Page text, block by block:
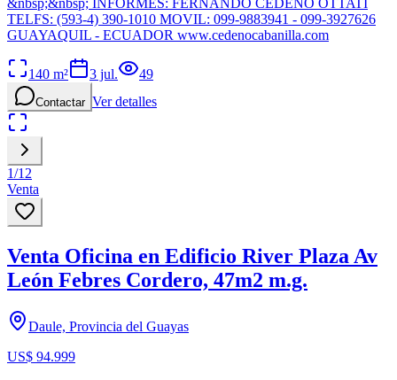
TELFS: (593-4) 390-1010 MOVIL: 099-9883941 - 099-3927626
GUAYAQUIL - ECUADOR www.cedenocabanilla.com
140 m² 3 jul. 49
Contactar Ver detalles
1/12
Venta
Venta Oficina en Edificio River Plaza Av
León Febres Cordero, 47m2 m.g.
Daule, Provincia del Guayas
US$ 94.999